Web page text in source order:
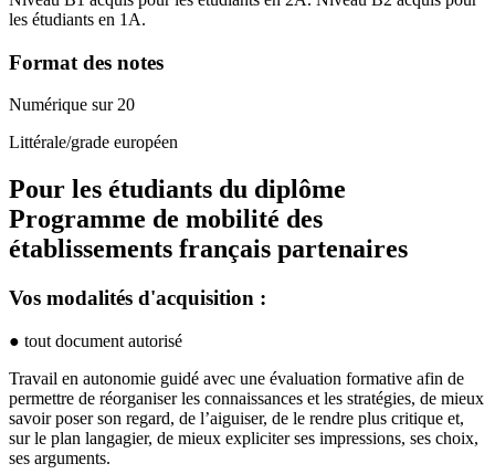
les étudiants en 1A.
Format des notes
Numérique sur 20
Littérale/grade européen
Pour les étudiants du diplôme
Programme de mobilité des
établissements français partenaires
Vos modalités d'acquisition :
● tout document autorisé
Travail en autonomie guidé avec une évaluation formative afin de
permettre de réorganiser les connaissances et les stratégies, de mieux
savoir poser son regard, de l’aiguiser, de le rendre plus critique et,
sur le plan langagier, de mieux expliciter ses impressions, ses choix,
ses arguments.